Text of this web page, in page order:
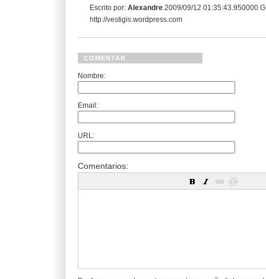
Escrito por: Alexandre .2009/09/12 01:35:43.950000
http://vestigis.wordpress.com
COMENTAR
Nombre:
Email:
URL:
Comentarios: